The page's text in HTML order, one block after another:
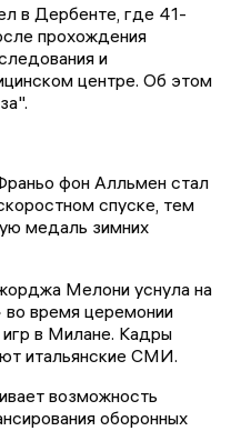
в Дербенте, где 41-
прохождения
и
центре. Об этом
фон Алльмен стал
спуске, тем
медаль зимних
Мелони уснула на
время церемонии
в Милане. Кадры
итальянские СМИ.
возможность
оборонных